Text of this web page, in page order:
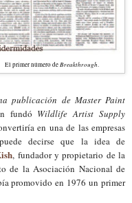
El primer número deBreakthrough.
publicación de Master Paint
fundó Wildlife Artist Supply
en una de las empresas
decirse que la idea de
, fundador y propietario de la
de la Asociación Nacional de
promovido en 1976 un primer